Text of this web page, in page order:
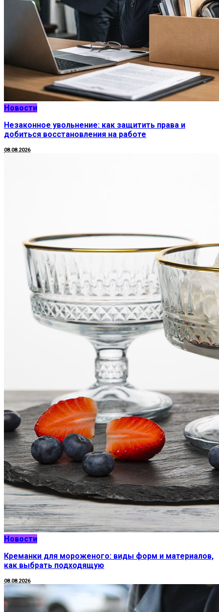
Новости
Незаконное увольнение: как защитить права и
добиться восстановления на работе
08.08.2026
Новости
Креманки для мороженого: виды форм и материалов,
как выбрать подходящую
08.08.2026